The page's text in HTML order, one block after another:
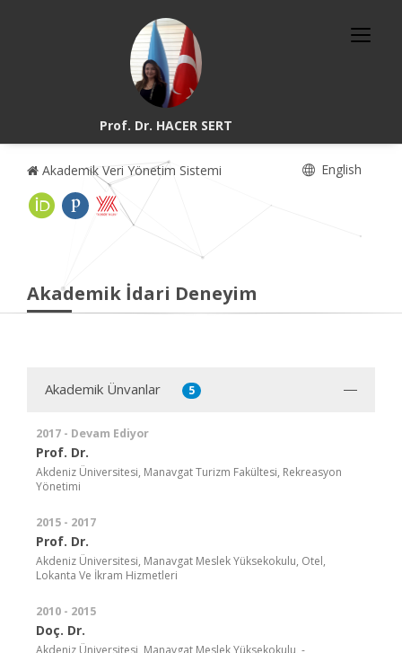
Prof. Dr. HACER SERT
Akademik Veri Yönetim Sistemi English
Akademik İdari Deneyim
Akademik Ünvanlar 5
2017 - Devam Ediyor
Prof. Dr.
Akdeniz Üniversitesi, Manavgat Turizm Fakültesi, Rekreasyon
Yönetimi
2015 - 2017
Prof. Dr.
Akdeniz Üniversitesi, Manavgat Meslek Yüksekokulu, Otel,
Lokanta Ve İkram Hizmetleri
2010 - 2015
Doç. Dr.
Akdeniz Üniversitesi, Manavgat Meslek Yüksekokulu, -